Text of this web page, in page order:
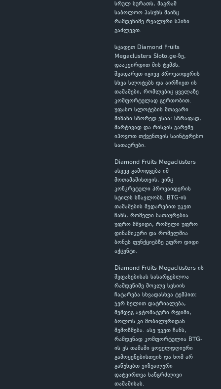
სრულ სურათს, მაგრამ
საბოლოო პასუხს მაინც
რამდენიმე რეალური სპინი
გაძლევთ.
სცადეთ Diamond Fruits
Megaclusters Sloto.ge-ზე,
დააკვირდით მის ტემპს,
შეადარეთ იგივე პროვაიდერის
სხვა სლოტებს და აირჩიეთ ის
თამაშები, რომლებიც ყველაზე
კომფორტულად გერთობით.
უფასო სლოტების მთავარი
მიზანი სწორედ ესაა: სწრაფად,
მარტივად და რისკის გარეშე
იპოვოთ თქვენთვის საინტერესო
სათაურები.
Diamond Fruits Megaclusters
ასევე გამოდგება იმ
მოთამაშისთვის, ვინც
კონკრეტული პროვაიდერის
სტილს სწავლობს. BTG-ის
თამაშების შედარებით უკეთ
ჩანს, რომელი სათაურებია
უფრო მშვიდი, რომელი უფრო
დინამიკური და რომელშია
ბონუს ფუნქციებზე უფრო დიდი
აქცენტი.
Diamond Fruits Megaclusters-ის
შეფასებისას სასარგებლოა
რამდენიმე მოკლე სესიის
ჩატარება სხვადასხვა ტემპით:
ჯერ ხელით დატრიალება,
შემდეგ ავტომატური რეჟიმი,
ბოლოს კი მობილურიდან
შემოწმება. ასე უკეთ ჩანს,
რამდენად კომფორტულია BTG-
ის ეს თამაში ყოველდღიური
გამოყენებისთვის და ხომ არ
გაწუხებთ ვიზუალური
დატვირთვა ხანგრძლივი
თამაშისას.